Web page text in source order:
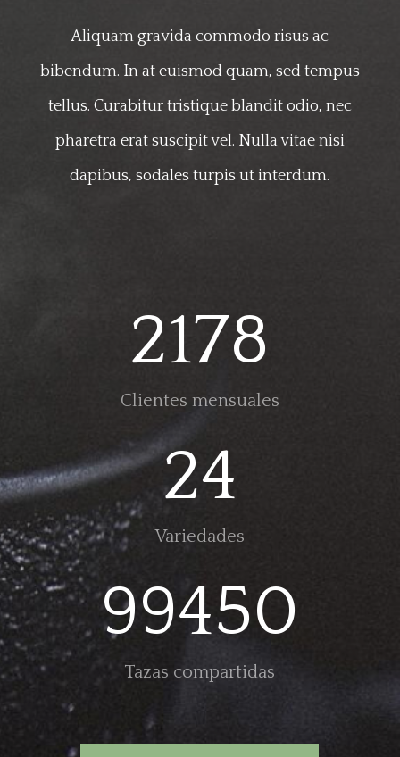
Aliquam gravida commodo risus ac
bibendum. In at euismod quam, sed tempus
tellus. Curabitur tristique blandit odio, nec
pharetra erat suscipit vel. Nulla vitae nisi
dapibus, sodales turpis ut interdum.
2178
Clientes mensuales
24
Variedades
99450
Tazas compartidas